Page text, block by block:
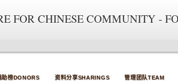
FOR CHINESE COMMUNITY -
助榜DONORS 资料分享SHARINGS 管理团队TEAM